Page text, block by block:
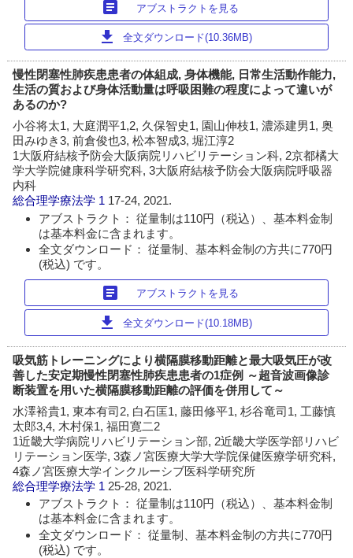
article アブストラクトを見る
download 全文ダウンロード(10.36MB)
慢性閉塞性肺疾患患者の体組成, 身体機能, 日常生活動作能力,
生活の質および身体活動量は呼吸困難の程度によって違いが
あるのか?
小谷将太1, 大庭潤平1,2, 久保智史1, 園山伸枝1, 濃添建男1, 奥
田みゆき3, 前倉俊也3, 松本智成3, 堀江淳2
1大阪府結核予防会大阪病院リハビリテーション科, 2京都橘大
学大学院健康科学研究科, 3大阪府結核予防会大阪病院呼吸器
内科
総合理学療法学 1 17-24, 2021.
アブストラクト： 従量制は110円（税込）、基本料金制
は基本料金に含まれます。
全文ダウンロード： 従量制、基本料金制の方共に770円
(税込) です。
article アブストラクトを見る
download 全文ダウンロード(10.18MB)
吸気筋トレーニングにより横隔膜移動距離と最大吸気圧が改
善した安定期慢性閉塞性肺疾患患者の1症例 ～超音波画像診
断装置を用いた横隔膜移動距離の評価を併用して～
水澤裕貴1, 東本有司2, 白石匡1, 藤田修平1, 杉谷竜司1, 工藤慎
太郎3,4, 木村保1, 福田寛二2
1近畿大学病院リハビリテーション部, 2近畿大学医学部リハビ
リテーション医学, 3森ノ宮医療大学大学院保健医療学研究科,
4森ノ宮医療大学インクルーシブ医科学研究所
総合理学療法学 1 25-28, 2021.
アブストラクト： 従量制は110円（税込）、基本料金制
は基本料金に含まれます。
全文ダウンロード： 従量制、基本料金制の方共に770円
(税込) です。